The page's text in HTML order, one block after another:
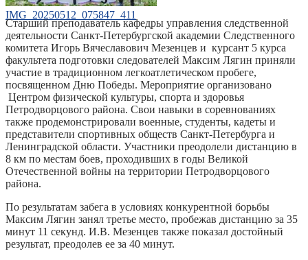
IMG_20250512_075847_411
Старший преподаватель кафедры управления следственной
деятельности Санкт-Петербургской академии Следственного
комитета Игорь Вячеславович Мезенцев и курсант 5 курса
факультета подготовки следователей Максим Лягин приняли
участие в традиционном легкоатлетическом пробеге,
посвященном Дню Победы. Мероприятие организовано
Центром физической культуры, спорта и здоровья
Петродворцового района. Свои навыки в соревнованиях
также продемонстрировали военные, студенты, кадеты и
представители спортивных обществ Санкт-Петербурга и
Ленинградской области. Участники преодолели дистанцию в
8 км по местам боев, проходивших в годы Великой
Отечественной войны на территории Петродворцового
района.
По результатам забега в условиях конкурентной борьбы
Максим Лягин занял третье место, пробежав дистанцию за 35
минут 11 секунд. И.В. Мезенцев также показал достойный
результат, преодолев ее за 40 минут.